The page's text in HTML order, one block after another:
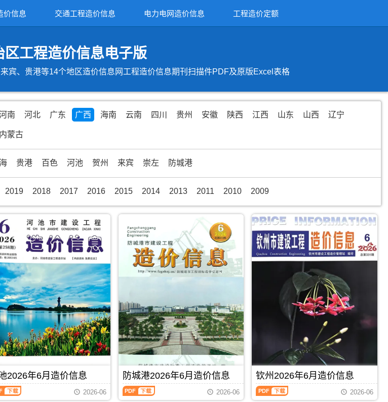
价信息 交通工程造价信息 电力电网造价信息 工程造价定额
区工程造价信息电子版
宾、贵港等14个地区造价信息网工程造价信息期刊扫描件PDF及原版Excel表格
2026年6月造价信息
2026-06
防城港2026年6月造价信息
防
城
2026-06
钦州2026年6月造价信息
钦
州
2026-06
南 河北 广东 广西 海南 云南 四川 贵州 安徽 陕西 江西 山东 山西 辽宁
内蒙古
贵港 百色 河池 贺州 来宾 崇左 防城港
2019 2018 2017 2016 2015 2014 2013 2011 2010 2009